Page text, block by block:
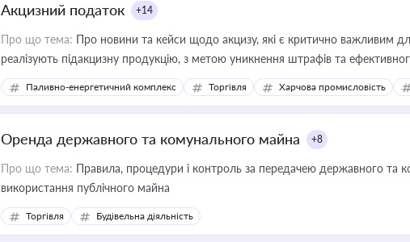
Акцизний податок +14
Про що тема: Про новини та кейси щодо акцизу, які є критично важливим
реалізують підакцизну продукцію, з метою уникнення штрафів та
Паливно-енергетичний комплекс Торгівля Харчова промисловість
Оренда державного та комунального майна +8
Про що тема: Правила, процедури і контроль за передачею державного та
використання публічного майна
Торгівля Будівельна діяльність